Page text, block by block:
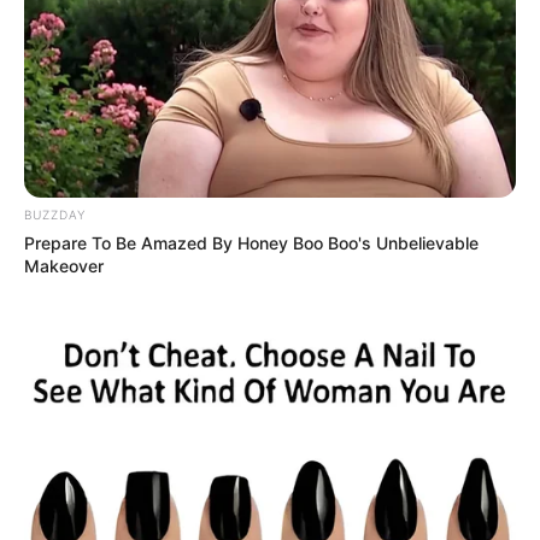
ao Curso
62326 ACS Ialison Severo de Melo ***.997.024-** APTO ao Curso
62327 ACS Iam Ferreira Santos ***.523.406-** APTO ao Curso
62328 ACS Iamam Jeronimo de Souza Barroso ***.398.742-**
APTO ao Curso
62329 ACE Iamara Altina do Carmo Barbosa ***.250.008-** APTO
ao Curso
62330 ACS Iamara Santos da Silva ***.682.502-** APTO ao Curso
62331 ACE Iamarc Audrin Avelino de Souza Costa ***.297.145-**
APTO ao Curso
62334 ACE Ian Marcos de Oliveira Lima ***.737.116-** APTO ao
62336 ACE Ian Silva de Oliveira ***.737.275-** APTO ao Curso
62337 ACS Ian Tavares Silva ***.584.785-** APTO ao Curso
62338 ACS Ian Vitor Avila Apolinario ***.787.716-** APTO ao Curso
BUZZDAY
Prepare To Be Amazed By Honey Boo Boo's Unbelievable
Makeover